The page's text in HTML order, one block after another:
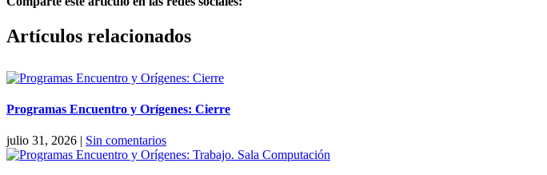
Facebook
X
Reddit
LinkedIn
Pinterest
Vk
Artículos relacionados
Programas Encuentro y Orígenes: Cierre
julio 31, 2026 | Sin comentarios